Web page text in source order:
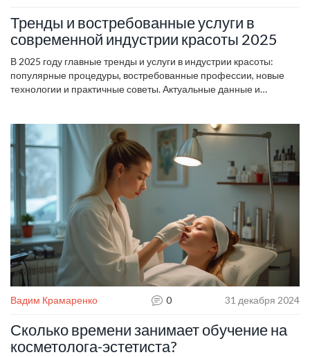
Тренды и востребованные услуги в
современной индустрии красоты 2025
В 2025 году главные тренды и услуги в индустрии красоты:
популярные процедуры, востребованные профессии, новые
технологии и практичные советы. Актуальные данные и
Вадим Крамаренко 0 31 декабря 2024
Сколько времени занимает обучение на
косметолога-эстетиста?